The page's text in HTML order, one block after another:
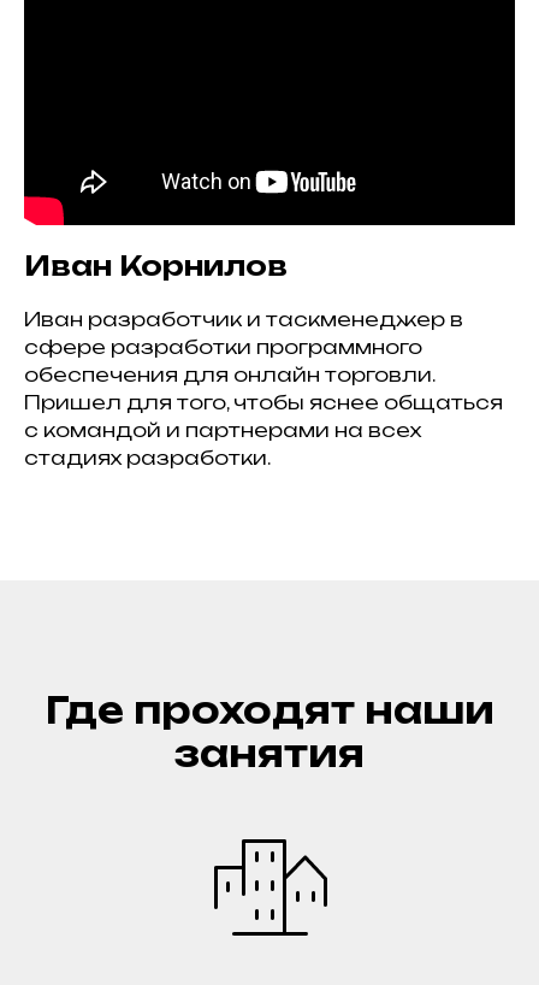
Иван Корнилов
Иван разработчик и таскменеджер в
сфере разработки программного
обеспечения для онлайн торговли.
Пришел для того, чтобы яснее общаться
с командой и партнерами на всех
стадиях разработки.
Где проходят наши
занятия